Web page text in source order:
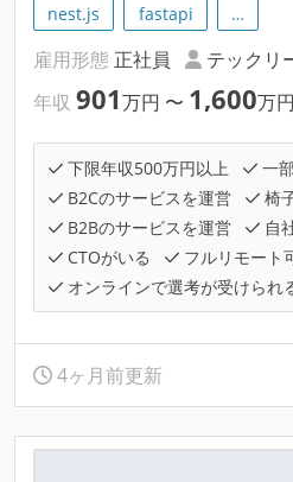
nest.js
fastapi …
雇用形態 正社員 テックリ
年収 901万円 〜 1,600万円
下限年収500万円以上
一
B2Cのサービスを運営
椅
B2Bのサービスを運営
自
CTOがいる
フルリモート
オンラインで選考が受けられ
4ヶ月前更新